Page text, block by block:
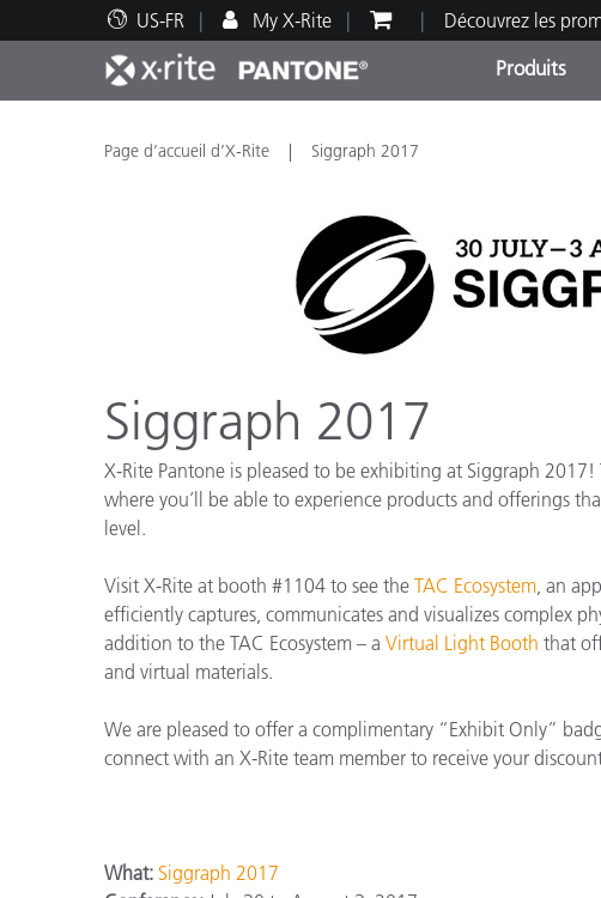
US-FR My X-Rite Découvrez les
Produits
Top Produits
Impression et Emballage
Assistance technique
Ressources éducatives
Page d’accueil d’X-Rite Siggraph 2017
Siggraph 2017
X-Rite Pantone is pleased to be exhibiting at Siggraph
where you’ll be able to experience products and offerings
level.
Visit X-Rite at booth #1104 to see the TAC Ecosystem , an
efficiently captures, communicates and visualizes complex
addition to the TAC Ecosystem – a Virtual Light Booth that
and virtual materials.
We are pleased to offer a complimentary “Exhibit Only”
connect with an X-Rite team member to receive your
What: Siggraph 2017